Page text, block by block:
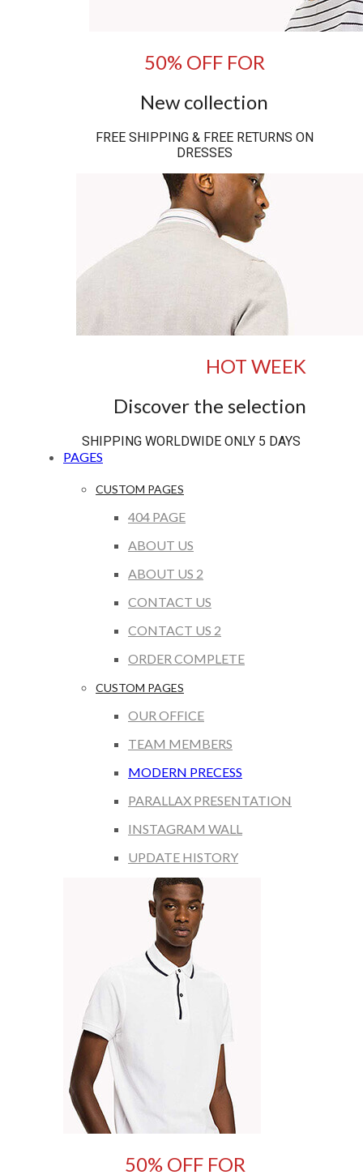
50% OFF FOR
New collection
FREE SHIPPING & FREE RETURNS ON
DRESSES
HOT WEEK
Discover the selection
SHIPPING WORLDWIDE ONLY 5 DAYS
PAGES
CUSTOM PAGES
404 PAGE
ABOUT US
ABOUT US 2
CONTACT US
CONTACT US 2
ORDER COMPLETE
CUSTOM PAGES
OUR OFFICE
TEAM MEMBERS
MODERN PRECESS
PARALLAX PRESENTATION
INSTAGRAM WALL
UPDATE HISTORY
50% OFF FOR